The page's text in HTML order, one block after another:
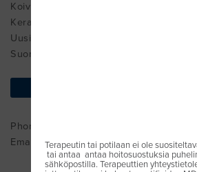
Koivikontie 10
Kerava
Uusimaa 04260
Suomi
Phone : +09 - 2940218
Email:
info@fysiostudio.fi
Terapeutin tai potilaan ei ole
tai antaa antaa hoitosuostuksia
sähköpostilla. Terapeuttien